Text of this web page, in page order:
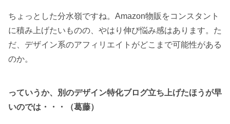
ちょっとした分水嶺ですね。Amazon物販をコンスタント
に積み上げたいものの、やはり伸び悩み感はあります。た
だ、デザイン系のアフィリエイトがどこまで可能性がある
のか。
っていうか、別のデザイン特化ブログ立ち上げたほうが早
いのでは・・・（葛藤）